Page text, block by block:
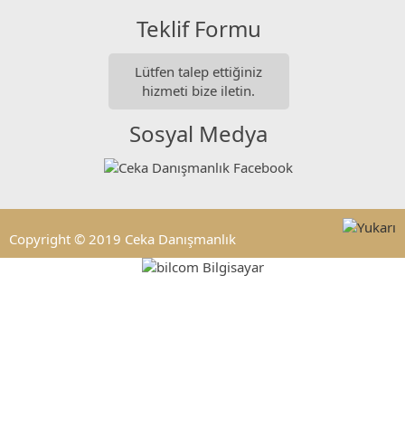
Teklif Formu
Lütfen talep ettiğiniz
hizmeti bize iletin.
Sosyal Medya
Copyright © 2019 Ceka Danışmanlık